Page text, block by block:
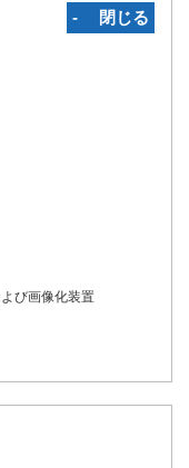
‐ 閉じる
び画像化装置